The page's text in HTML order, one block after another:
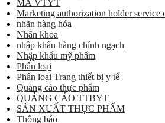
MÃ VTYT
Marketing authorization holder service
nhãn hàng hóa
Nhãn khoa
nhập khẩu hàng chính ngạch
Nhập khẩu mỹ phẩm
Phân loại
Phân loại Trang thiết bị y tế
Quảng cáo thực phẩm
QUẢNG CÁO TTBYT
SẢN XUẤT THỰC PHẨM
Thông báo